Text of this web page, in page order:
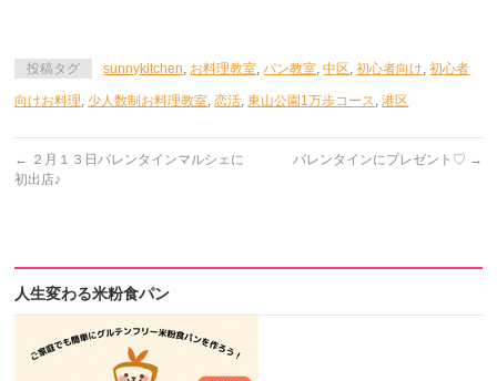
投稿タグ sunnykitchen, お料理教室,パン教室,中区,初心者向け,初心者
向けお料理, 少人数制お料理教室,恋活,東山公園1万歩コース,港区
← ２月１３日バレンタインマルシェに
初出店♪
バレンタインにプレゼント♡ →
人生変わる米粉食パン